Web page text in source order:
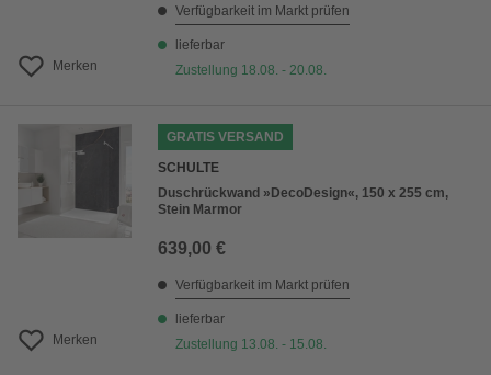
Merken
Verfügbarkeit im Markt prüfen
lieferbar
Zustellung 18.08. - 20.08.
Merken
GRATIS VERSAND
SCHULTE
Duschrückwand »DecoDesign«, 150 x 255 cm,
Stein Marmor
639,00 €
Verfügbarkeit im Markt prüfen
lieferbar
Zustellung 13.08. - 15.08.